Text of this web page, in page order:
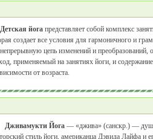
Детская йогапредставляет собой комплекс
создает все условия для гармоничного и
цепь изменений и преобразований,
применяемый на занятиях йоги, и содержание
от возраста.
Дживамукти Йога— «джива» (санскр.) —
стиль йоги, американца Дэвида Лайфа